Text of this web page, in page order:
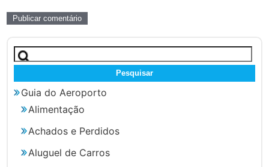
Pesquisar
por:
Guia do Aeroporto
Alimentação
Achados e Perdidos
Aluguel de Carros